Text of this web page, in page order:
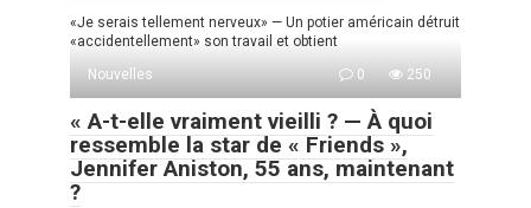
«Je serais tellement nerveux» — Un potier américain détruit
«accidentellement» son travail et obtient
Nouvelles
0 250
« A-t-elle vraiment vieilli ? — À quoi
ressemble la star de « Friends »,
Jennifer Aniston, 55 ans, maintenant
?